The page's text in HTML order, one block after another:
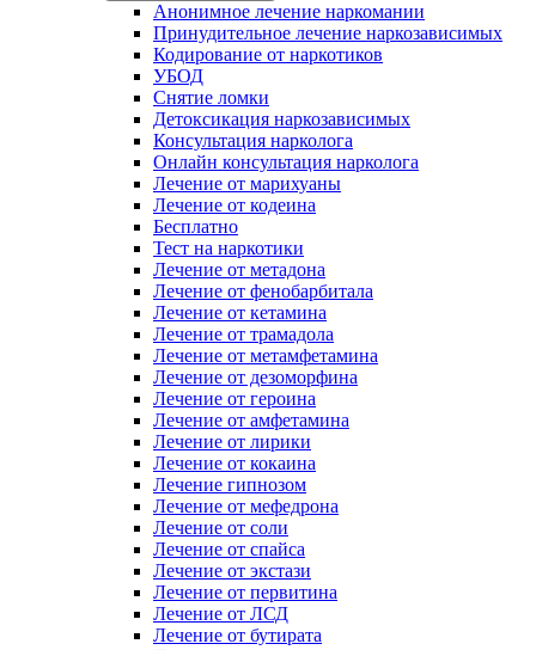
Анонимное лечение наркомании
Принудительное лечение наркозависимых
Кодирование от наркотиков
УБОД
Снятие ломки
Детоксикация наркозависимых
Консультация нарколога
Онлайн консультация нарколога
Лечение от марихуаны
Лечение от кодеина
Бесплатно
Тест на наркотики
Лечение от метадона
Лечение от фенобарбитала
Лечение от кетамина
Лечение от трамадола
Лечение от метамфетамина
Лечение от дезоморфина
Лечение от героина
Лечение от амфетамина
Лечение от лирики
Лечение от кокаина
Лечение гипнозом
Лечение от мефедрона
Лечение от соли
Лечение от спайса
Лечение от экстази
Лечение от первитина
Лечение от ЛСД
Лечение от бутирата